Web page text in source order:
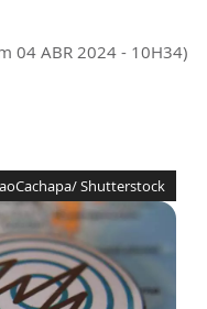
04 ABR 2024 - 10H34)
Shutterstock